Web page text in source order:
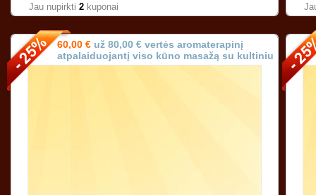
Jau nupirkti 2 kuponai
60,00 € už 80,00 € vertės aromaterapinį
atpalaiduojantį viso kūno masažą su kultiniu
prancūzišku aliejumi (trukmė 90 min.)!